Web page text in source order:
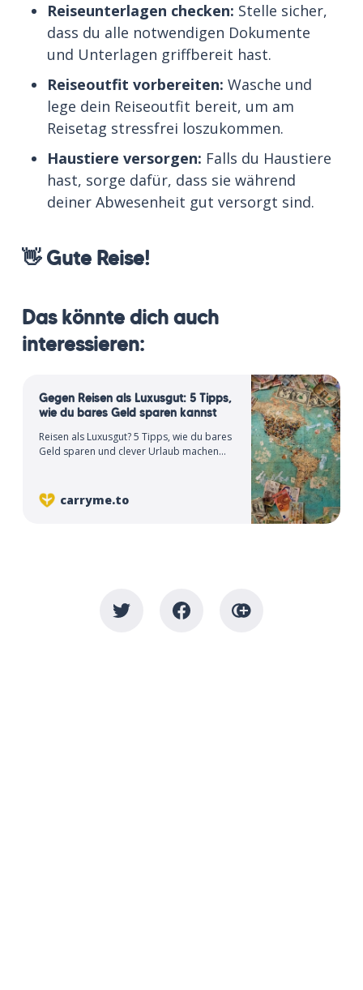
Reiseunterlagen checken: Stelle sicher,
dass du alle notwendigen Dokumente
und Unterlagen griffbereit hast.
Reiseoutfit vorbereiten: Wasche und
lege dein Reiseoutfit bereit, um am
Reisetag stressfrei loszukommen.
Haustiere versorgen: Falls du Haustiere
hast, sorge dafür, dass sie während
deiner Abwesenheit gut versorgt sind.
👋 Gute Reise!
Das könnte dich auch
interessieren:
Gegen Reisen als Luxusgut: 5 Tipps,
wie du bares Geld sparen kannst
Reisen als Luxusgut? 5 Tipps, wie du bares
Geld sparen und clever Urlaub machen
carryme.to